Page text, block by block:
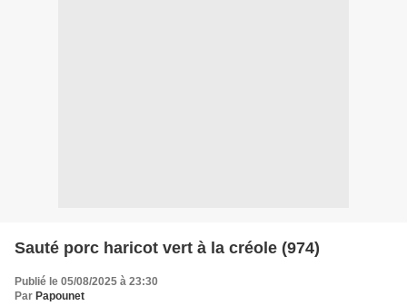
Sauté porc haricot vert à la créole (974)
Publié le 05/08/2025 à 23:30
Par Papounet